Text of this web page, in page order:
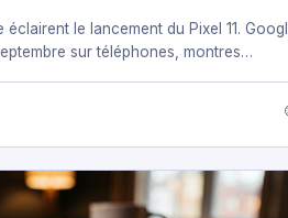
le lancement du Pixel 11.
sur téléphones, montres…